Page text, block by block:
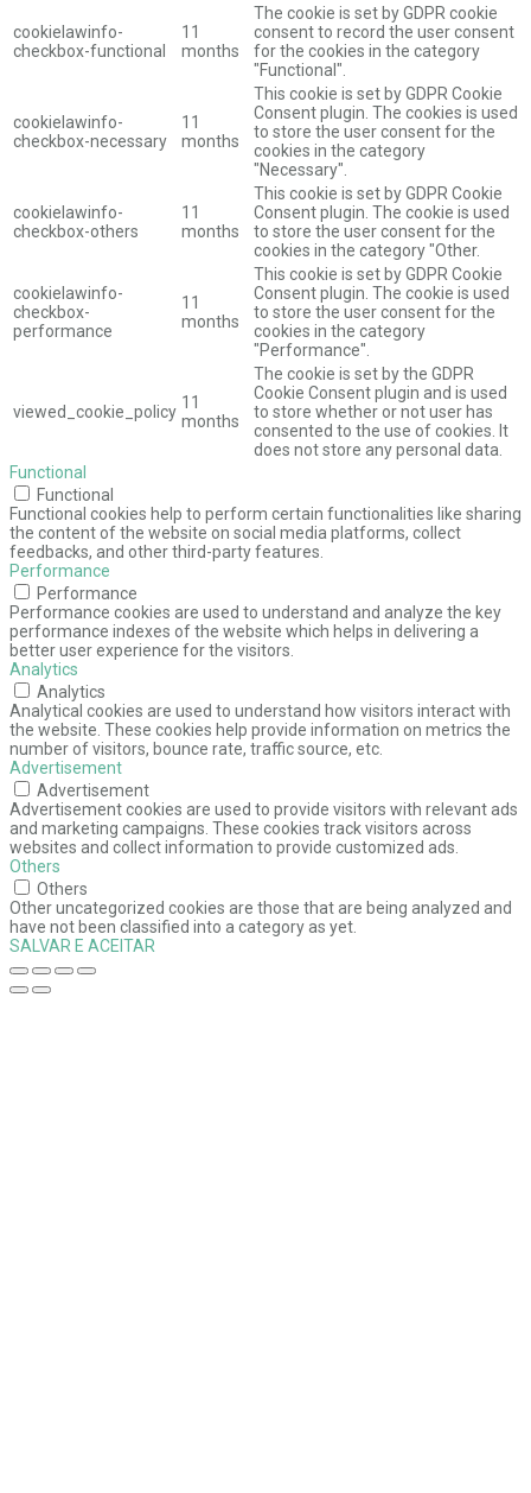
cookielawinfo-
checkbox-functional
11
months
The cookie is set by GDPR cookie
consent to record the user consent
for the cookies in the category
"Functional".
cookielawinfo-
checkbox-necessary
11
months
This cookie is set by GDPR Cookie
Consent plugin. The cookies is used
to store the user consent for the
cookies in the category
"Necessary".
cookielawinfo-
checkbox-others
11
months
This cookie is set by GDPR Cookie
Consent plugin. The cookie is used
to store the user consent for the
cookies in the category "Other.
cookielawinfo-
checkbox-
performance
11
months
This cookie is set by GDPR Cookie
Consent plugin. The cookie is used
to store the user consent for the
cookies in the category
"Performance".
viewed_cookie_policy 11
months
The cookie is set by the GDPR
Cookie Consent plugin and is used
to store whether or not user has
consented to the use of cookies. It
does not store any personal data.
Functional
Functional
Functional cookies help to perform certain functionalities like sharing
the content of the website on social media platforms, collect
feedbacks, and other third-party features.
Performance
Performance
Performance cookies are used to understand and analyze the key
performance indexes of the website which helps in delivering a
better user experience for the visitors.
Analytics
Analytics
Analytical cookies are used to understand how visitors interact with
the website. These cookies help provide information on metrics the
number of visitors, bounce rate, traffic source, etc.
Advertisement
Advertisement
Advertisement cookies are used to provide visitors with relevant ads
and marketing campaigns. These cookies track visitors across
websites and collect information to provide customized ads.
Others
Others
Other uncategorized cookies are those that are being analyzed and
have not been classified into a category as yet.
SALVAR E ACEITAR